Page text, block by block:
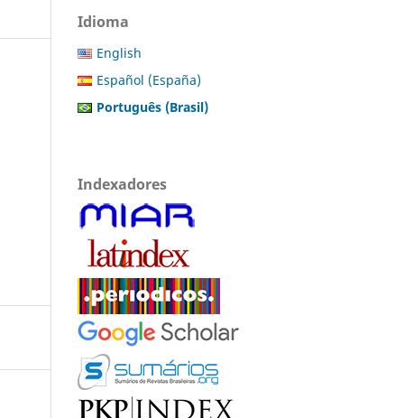
Idioma
English
Español (España)
Português (Brasil)
Indexadores